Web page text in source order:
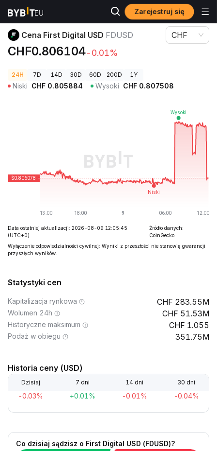
Zarejestruj się
Ceny kryptowalut Cena First Digital USD FDUSD
Cena First Digital USD FDUSD
CHF0.806104-0.01%
CHF
24H 7D 14D 30D 60D 200D 1Y
Niski CHF 0.805884 Wysoki CHF 0.807508
Data ostatniej aktualizacji: 2026-08-09 12:05:45
(UTC+0)
Źródło danych:
CoinGecko
Wyłączenie odpowiedzialności cywilnej: Wyniki z przeszłości nie stanowią gwarancji
przyszłych wyników.
Statystyki cen
Kapitalizacja rynkowa 283.55M
Wolumen 24h 51.53M
Historyczne maksimum 1.055
Podaż w obiegu 351.75M
Historia ceny (USD)
Dzisiaj 7 dni 14 dni 30 dni
-0.03% +0.01% -0.01% -0.04%
Co dzisiaj sądzisz o First Digital USD (FDUSD)?